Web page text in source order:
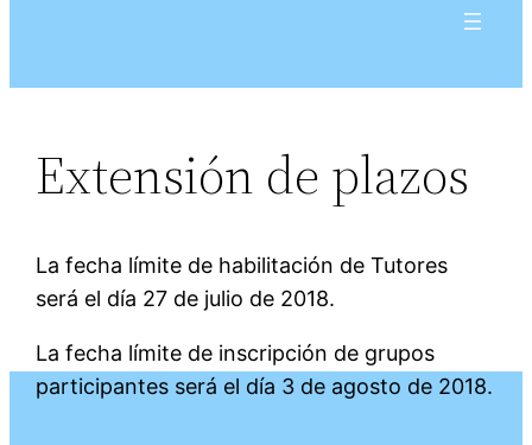
Extensión de plazos
La fecha límite de habilitación de Tutores
será el día 27 de julio de 2018.
La fecha límite de inscripción de grupos
participantes será el día 3 de agosto de 2018.